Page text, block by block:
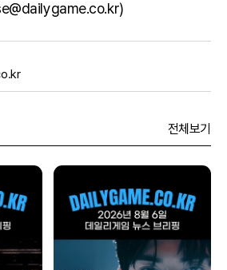
전체보기